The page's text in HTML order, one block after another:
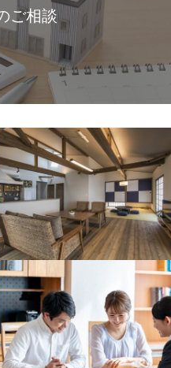
ご相談